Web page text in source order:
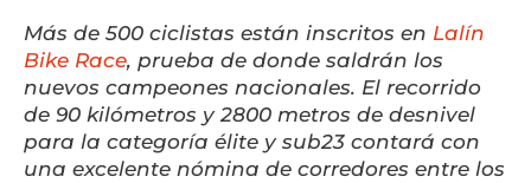
Más de 500 ciclistas están inscritos en Lalín
Bike Race, prueba de donde saldrán los
nuevos campeones nacionales. El recorrido
de 90 kilómetros y 2800 metros de desnivel
para la categoría élite y sub23 contará con
una excelente nómina de corredores entre los